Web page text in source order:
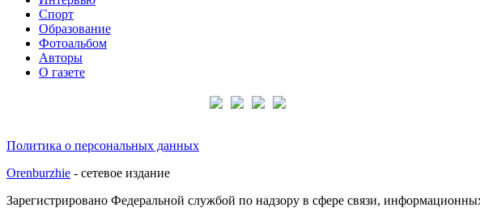
Спорт
Образование
Фотоальбом
Авторы
О газете
Политика о персональных данных
Orenburzhie - сетевое издание
Зарегистрировано Федеральной службой по надзору в сфере связи,